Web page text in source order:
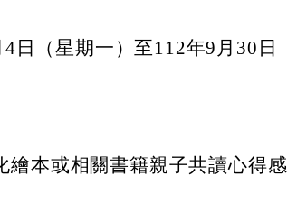
日（星期一）至112年9月30日
繪本或相關書籍親子共讀心得感